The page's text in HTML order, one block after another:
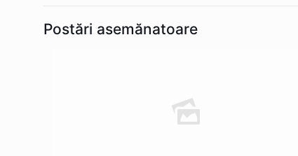
Postări asemănatoare